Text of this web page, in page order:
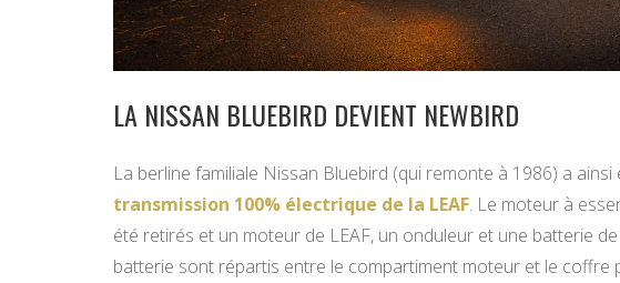
LA NISSAN BLUEBIRD DEVIENT NEWBIRD
La berline familiale Nissan Bluebird (qui remonte à 1986) a ainsi
transmission 100% électrique de la LEAF. Le moteur à
été retirés et un moteur de LEAF, un onduleur et une batterie
batterie sont répartis entre le compartiment moteur et le coffre